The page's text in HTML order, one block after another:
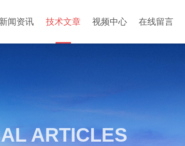
新闻资讯 技术文章 视频中心 在线留言
ARTICLES